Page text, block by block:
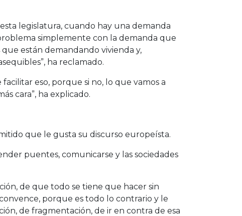
legislatura, cuando hay una demanda
simplemente con la demanda que
están demandando vivienda y,
ha reclamado.
eso, porque si no, lo que vamos a
cara”, ha explicado.
que le gusta su discurso europeísta.
puentes, comunicarse y las sociedades
de que todo se tiene que hacer sin
porque es todo lo contrario y le
de fragmentación, de ir en contra de esa